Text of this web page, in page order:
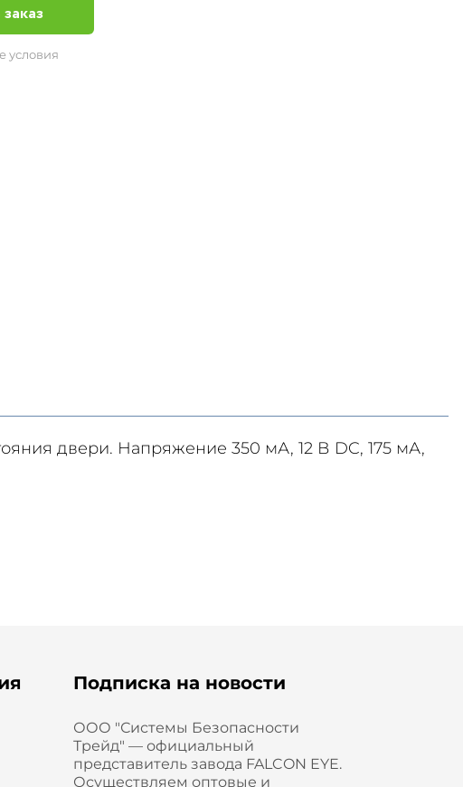
условия
двери. Напряжение 350 мА, 12 В DC, 175 мА,
Подписка на новости
ООО "Системы Безопасности
Трейд" — официальный
представитель завода FALCON EYE.
Осуществляем оптовые и